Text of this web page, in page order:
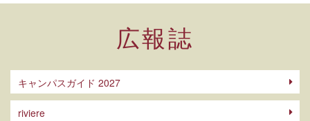
広報誌
キャンパスガイド 2027
riviere